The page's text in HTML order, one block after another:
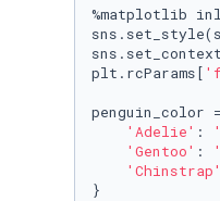
%matplotlib
plt.rcParams[
penguin_color
'Adelie' :
'Gentoo' :
'Chinstrap'
}